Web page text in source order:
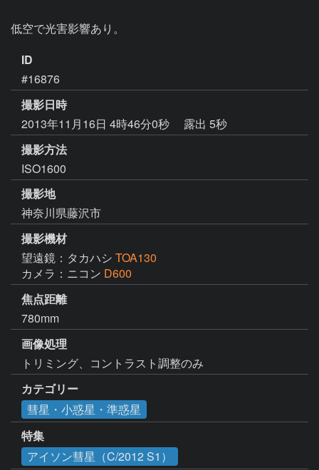
低空で光害影響あり。
ID
#16876
撮影日時
2013年11月16日 4時46分0秒
露出 5秒
撮影方法
ISO1600
撮影地
神奈川県藤沢市
撮影機材
望遠鏡：タカハシ TOA130
カメラ：ニコン D600
焦点距離
780mm
画像処理
トリミング、コントラスト調整のみ
カテゴリー
彗星・小惑星・準惑星
特集
アイソン彗星（C/2012 S1）